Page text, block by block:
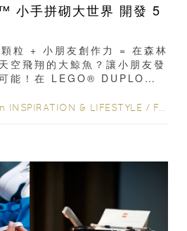
小手拼砌大世界 開發 5
粒 + 小朋友創作力 = 在森林
空飛翔的大鯨魚？讓小朋友發
能！在 LEGO® DUPLO™
INSPIRATION & LIFESTYLE / FAMILY FUN